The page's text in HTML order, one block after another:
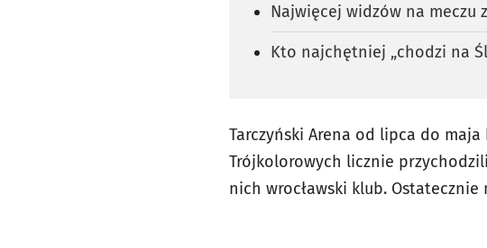
Najwięcej widzów na meczu
Kto najchętniej „chodzi na
Tarczyński Arena od lipca do maja
Trójkolorowych licznie
nich wrocławski klub.